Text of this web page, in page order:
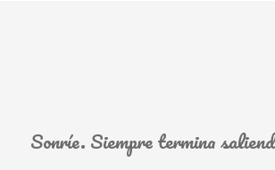
Sonríe. Siempre termina